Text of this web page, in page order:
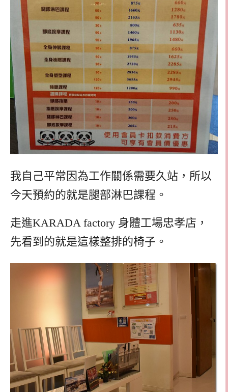
我自己平常因為工作關係需要久站，所以
今天預約的就是腿部淋巴課程。
走進KARADA factory 身體工場忠孝店，
先看到的就是這樣整排的椅子。